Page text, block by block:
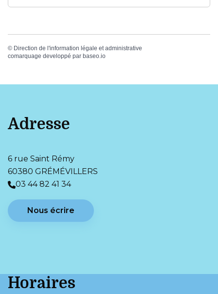
© Direction de l'information légale et administrative
comarquage developpé par baseo.io
Adresse
6 rue Saint Rémy
60380 GRÉMÉVILLERS
03 44 82 41 34
Nous écrire
Horaires